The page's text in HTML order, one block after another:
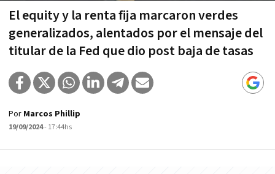
El equity y la renta fija marcaron verdes
generalizados, alentados por el mensaje del
titular de la Fed que dio post baja de tasas
Por Marcos Phillip
19/09/2024- 17:44hs